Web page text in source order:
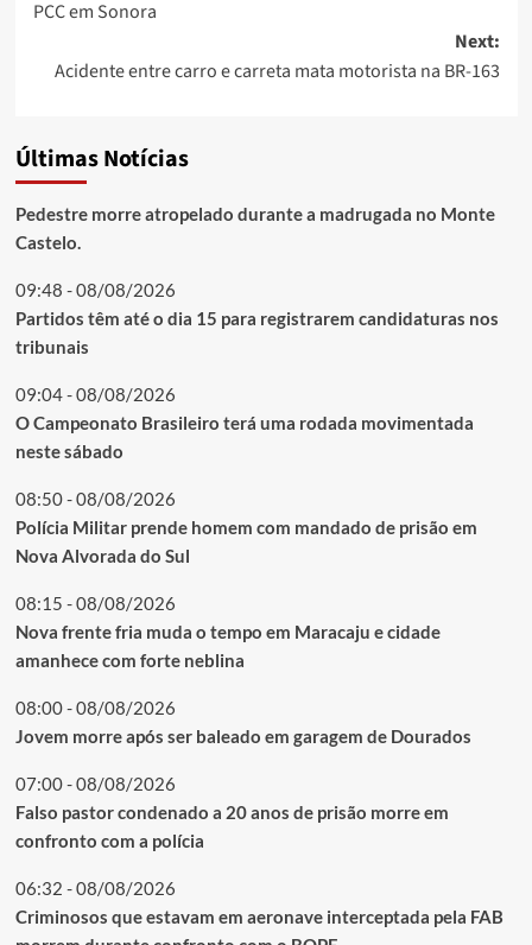
PCC em Sonora
Next:
Acidente entre carro e carreta mata motorista na BR-163
Últimas Notícias
Pedestre morre atropelado durante a madrugada no Monte
Castelo.
09:48 - 08/08/2026
Partidos têm até o dia 15 para registrarem candidaturas nos
tribunais
09:04 - 08/08/2026
O Campeonato Brasileiro terá uma rodada movimentada
neste sábado
08:50 - 08/08/2026
Polícia Militar prende homem com mandado de prisão em
Nova Alvorada do Sul
08:15 - 08/08/2026
Nova frente fria muda o tempo em Maracaju e cidade
amanhece com forte neblina
08:00 - 08/08/2026
Jovem morre após ser baleado em garagem de Dourados
07:00 - 08/08/2026
Falso pastor condenado a 20 anos de prisão morre em
confronto com a polícia
06:32 - 08/08/2026
Criminosos que estavam em aeronave interceptada pela FAB